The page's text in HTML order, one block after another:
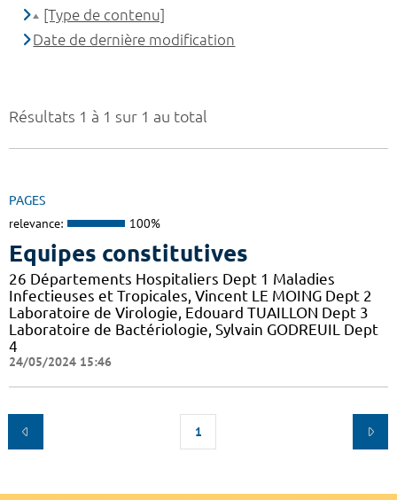
Résultats 1 à 1 sur 1 au total
PAGES
relevance: 100%
Equipes constitutives
26 Départements Hospitaliers Dept 1 Maladies
Infectieuses et Tropicales, Vincent LE MOING Dept 2
Laboratoire de Virologie, Edouard TUAILLON Dept 3
Laboratoire de Bactériologie, Sylvain GODREUIL Dept
4
24/05/2024 15:46
1
[Type de contenu]
Date de dernière modification